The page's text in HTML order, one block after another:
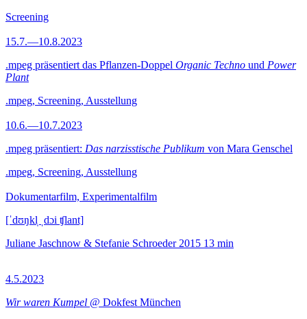
Screening
15.7.—10.8.2023
.mpeg präsentiert das Pflanzen-Doppel Organic Techno und Power
Plant
.mpeg, Screening, Ausstellung
10.6.—10.7.2023
.mpeg präsentiert: Das narzisstische Publikum von Mara Genschel
.mpeg, Screening, Ausstellung
Dokumentarfilm, Experimentalfilm
[ˈdʊŋkl̩ ˌdɔi ʧlant]
Juliane Jaschnow & Stefanie Schroeder 2015 13 min
4.5.2023
Wir waren Kumpel @ Dokfest München